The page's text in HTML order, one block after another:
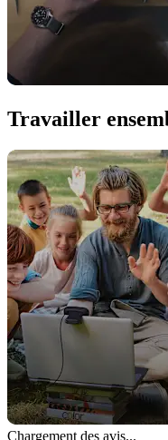
Travailler
Chargement des avis...